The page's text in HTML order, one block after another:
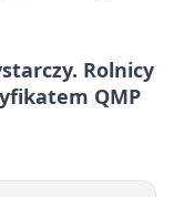
Rolnicy
QMP